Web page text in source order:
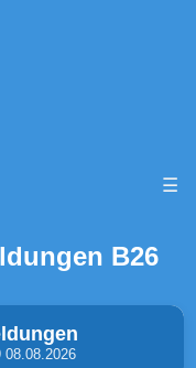
☰
B26
08.08.2026